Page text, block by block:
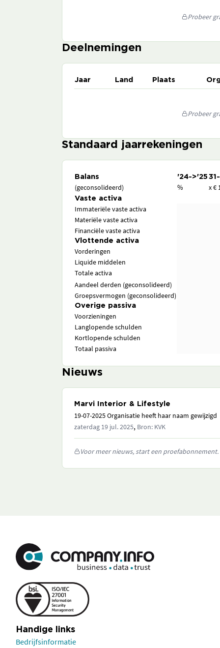
Probeer
Deelnemingen
Jaar Land Plaats
Probeer
Standaard jaarrekeningen
Balans '24->'25
(geconsolideerd) % x €
Vaste activa
Immateriële vaste activa
Materiële vaste activa
Financiële vaste activa
Vlottende activa
Vorderingen
Liquide middelen
Totale activa
Aandeel derden (geconsolideerd)
Groepsvermogen (geconsolideerd)
Overige passiva
Voorzieningen
Langlopende schulden
Kortlopende schulden
Totaal passiva
Nieuws
Marvi Interior & Lifestyle
19-07-2025 Organisatie heeft haar naam gewijzigd
zaterdag 19 jul. 2025, Bron: KVK
Voor meer nieuws, start een proefabonnement.
Handige links
Bedrijfsinformatie